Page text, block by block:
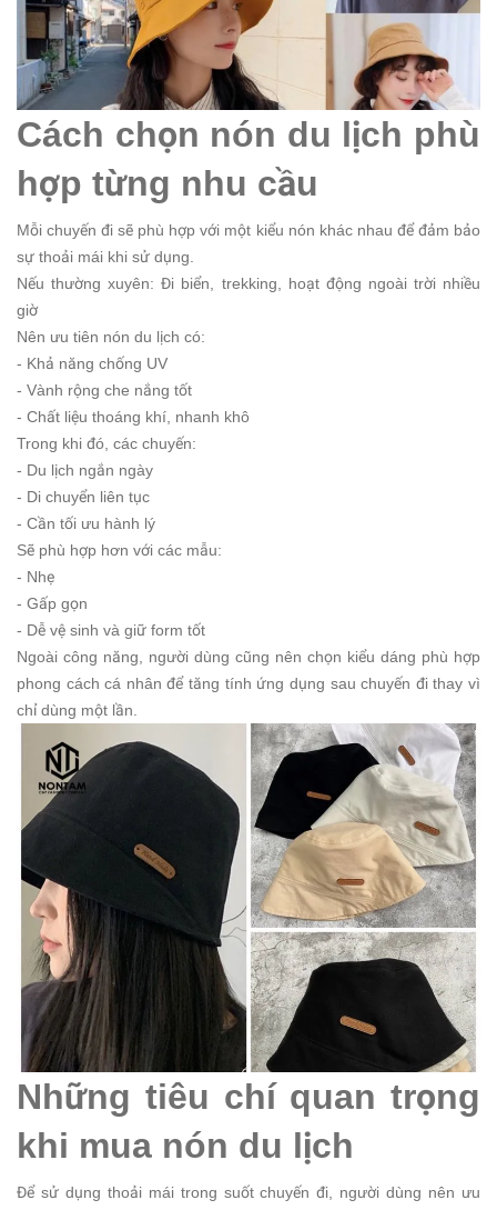
Cách chọn nón du lịch phù
hợp từng nhu cầu
Mỗi chuyến đi sẽ phù hợp với một kiểu nón khác nhau để đảm bảo
sự thoải mái khi sử dụng.
Nếu thường xuyên: Đi biển, trekking, hoạt động ngoài trời nhiều
giờ
Nên ưu tiên nón du lịch có:
- Khả năng chống UV
- Vành rộng che nắng tốt
- Chất liệu thoáng khí, nhanh khô
Trong khi đó, các chuyến:
- Du lịch ngắn ngày
- Di chuyển liên tục
- Cần tối ưu hành lý
Sẽ phù hợp hơn với các mẫu:
- Nhẹ
- Gấp gọn
- Dễ vệ sinh và giữ form tốt
Ngoài công năng, người dùng cũng nên chọn kiểu dáng phù hợp
phong cách cá nhân để tăng tính ứng dụng sau chuyến đi thay vì
chỉ dùng một lần.
Những tiêu chí quan trọng
khi mua nón du lịch
Để sử dụng thoải mái trong suốt chuyến đi, người dùng nên ưu